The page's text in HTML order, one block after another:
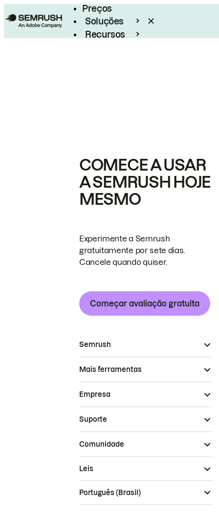
Preços
Soluções
Recursos
COMECE A USAR
A SEMRUSH HOJE
MESMO
Experimente a Semrush
gratuitamente por sete dias.
Cancele quando quiser.
Começar avaliação gratuita
Semrush
Mais ferramentas
Empresa
Suporte
Comunidade
Leis
Português (Brasil)